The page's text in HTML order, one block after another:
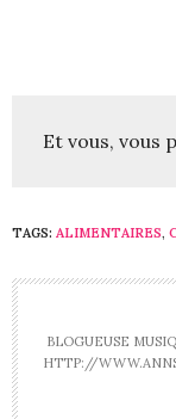
Et vous, vous
TAGS: ALIMENTAIRES,
BLOGUEUSE
HTTP://